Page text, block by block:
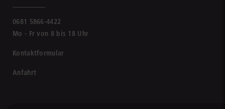
0681 5866-4422
Mo - Fr von 8 bis 18 Uhr
Kontaktformular
Anfahrt